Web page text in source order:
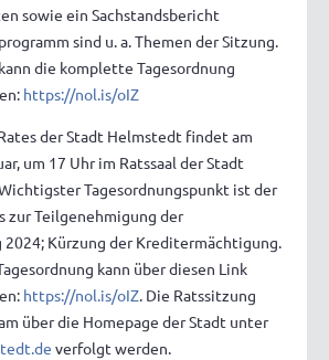
sowie ein Sachstandsbericht
sind u. a. Themen der Sitzung.
die komplette Tagesordnung
https://nol.is/oIZ
der Stadt Helmstedt findet am
um 17 Uhr im Ratssaal der Stadt
Tagesordnungspunkt ist der
zur Teilgenehmigung der
2024; Kürzung der Kreditermächtigung.
kann über diesen Link
https://nol.is/oIZ. Die Ratssitzung
über die Homepage der Stadt unter
verfolgt werden.